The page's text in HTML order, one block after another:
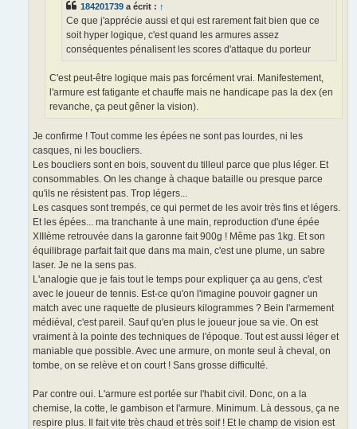
184201739 a écrit : ↑
Ce que j'apprécie aussi et qui est rarement fait bien que ce
soit hyper logique, c'est quand les armures assez
conséquentes pénalisent les scores d'attaque du porteur
C'est peut-être logique mais pas forcément vrai. Manifestement,
l'armure est fatigante et chauffe mais ne handicape pas la dex (en
revanche, ça peut gêner la vision).
Je confirme ! Tout comme les épées ne sont pas lourdes, ni les
casques, ni les boucliers.
Les boucliers sont en bois, souvent du tilleul parce que plus léger. Et
consommables. On les change à chaque bataille ou presque parce
qu'ils ne résistent pas. Trop légers...
Les casques sont trempés, ce qui permet de les avoir très fins et légers.
Et les épées... ma tranchante à une main, reproduction d'une épée
XIIIème retrouvée dans la garonne fait 900g ! Même pas 1kg. Et son
équilibrage parfait fait que dans ma main, c'est une plume, un sabre
laser. Je ne la sens pas.
L'analogie que je fais tout le temps pour expliquer ça au gens, c'est
avec le joueur de tennis. Est-ce qu'on l'imagine pouvoir gagner un
match avec une raquette de plusieurs kilogrammes ? Bein l'armement
médiéval, c'est pareil. Sauf qu'en plus le joueur joue sa vie. On est
vraiment à la pointe des techniques de l'époque. Tout est aussi léger et
maniable que possible. Avec une armure, on monte seul à cheval, on
tombe, on se relève et on court ! Sans grosse difficulté.
Par contre oui. L'armure est portée sur l'habit civil. Donc, on a la
chemise, la cotte, le gambison et l'armure. Minimum. Là dessous, ça ne
respire plus. Il fait vite très chaud et très soif ! Et le champ de vision est